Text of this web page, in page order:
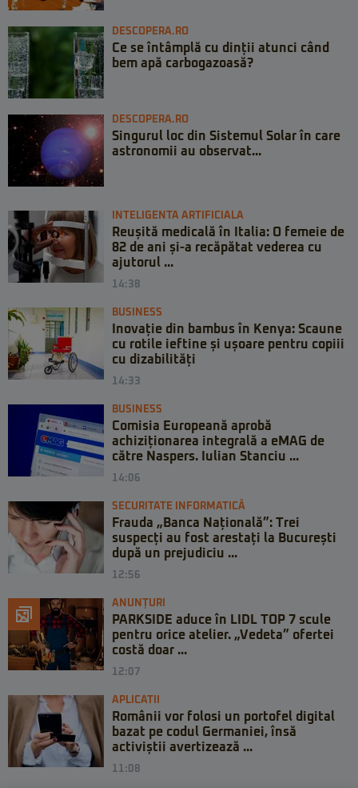
DESCOPERA.RO
Ce se întâmplă cu dinții atunci când
bem apă carbogazoasă?
DESCOPERA.RO
Singurul loc din Sistemul Solar în care
astronomii au observat...
INTELIGENTA ARTIFICIALA
Reușită medicală în Italia: O femeie de
82 de ani și-a recăpătat vederea cu
ajutorul ...
14:38
BUSINESS
Inovație din bambus în Kenya: Scaune
cu rotile ieftine și ușoare pentru copiii
cu dizabilități
14:33
BUSINESS
Comisia Europeană aprobă
achiziționarea integrală a eMAG de
către Naspers. Iulian Stanciu ...
14:06
SECURITATE INFORMATICĂ
Frauda „Banca Națională”: Trei
suspecți au fost arestați la București
după un prejudiciu ...
12:56
ANUNȚURI
PARKSIDE aduce în LIDL TOP 7 scule
pentru orice atelier. „Vedeta” ofertei
costă doar ...
12:07
APLICATII
Românii vor folosi un portofel digital
bazat pe codul Germaniei, însă
activiștii avertizează ...
11:08